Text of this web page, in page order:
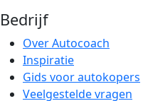
Bedrijf
Over Autocoach
Inspiratie
Gids voor autokopers
Veelgestelde vragen